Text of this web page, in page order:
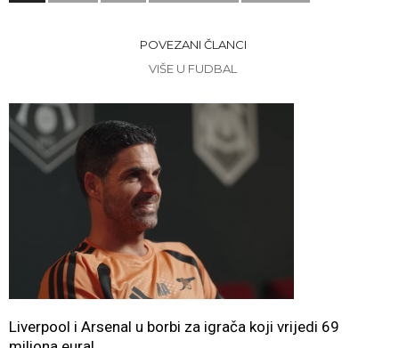
POVEZANI ČLANCI
VIŠE U FUDBAL
Liverpool i Arsenal u borbi za igrača koji vrijedi 69